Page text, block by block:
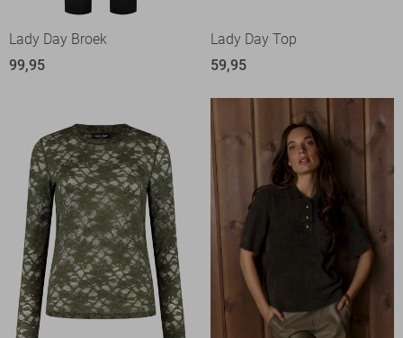
Lady Day Broek
99,95
Lady Day Top
59,95